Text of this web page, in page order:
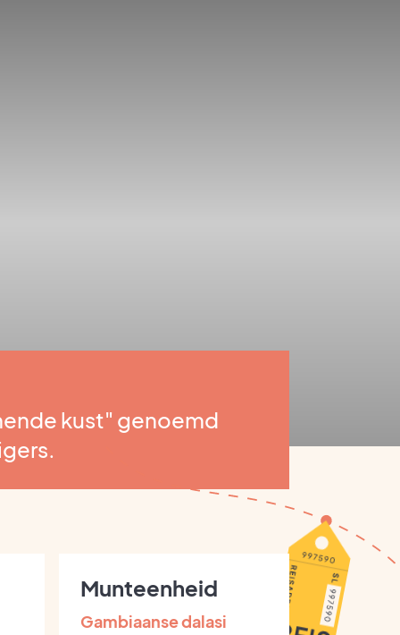
kust" genoemd
Munteenheid
Gambiaanse dalasi